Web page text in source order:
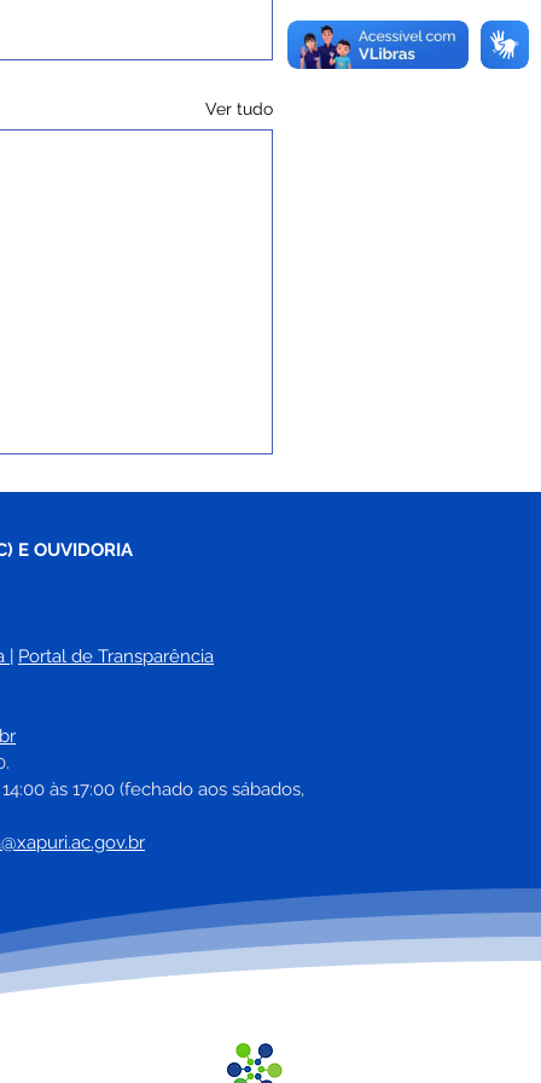
Ver tudo
E OUVIDORIA
| Portal de Transparência
às 17:00 (fechado aos sábados,